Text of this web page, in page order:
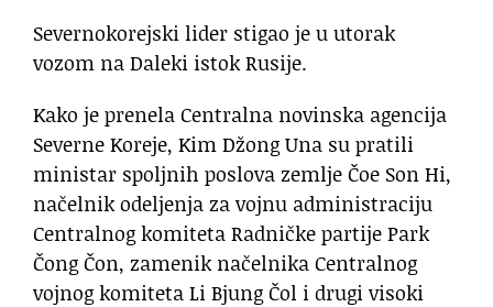
Severnokorejski lider stigao je u utorak
vozom na Daleki istok Rusije.
Kako je prenela Centralna novinska agencija
Severne Koreje, Kim Džong Una su pratili
ministar spoljnih poslova zemlje Čoe Son Hi,
načelnik odeljenja za vojnu administraciju
Centralnog komiteta Radničke partije Park
Čong Čon, zamenik načelnika Centralnog
vojnog komiteta Li Bjung Čol i drugi visoki